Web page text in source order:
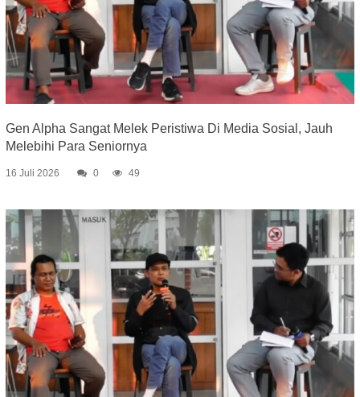
Gen Alpha Sangat Melek Peristiwa Di Media Sosial, Jauh
Melebihi Para Seniornya
16 Juli 2026 0 49